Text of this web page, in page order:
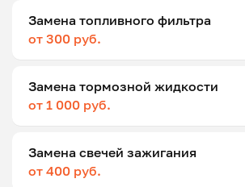
Замена топливного фильтра
от 300 руб.
Замена тормозной жидкости
от 1 000 руб.
Замена свечей зажигания
от 400 руб.